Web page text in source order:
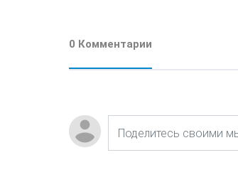
0 Комментарии